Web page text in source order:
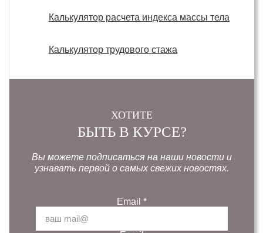
Калькулятор расчета индекса массы тела
Калькулятор трудового стажа
ХОТИТЕ
БЫТЬ В КУРСЕ?
Вы можете подписаться на наши новости и
узнавать первой о самых свежих новостях.
Email *